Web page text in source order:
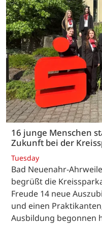
16 junge Menschen
Zukunft bei der
Tuesday
Bad Neuenahr-
begrüßt die
Freude 14 neue
und einen
Ausbildung begonnen